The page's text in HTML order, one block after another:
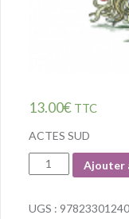
13.00€ TTC
ACTES SUD
Quantité
Ajouter
UGS :